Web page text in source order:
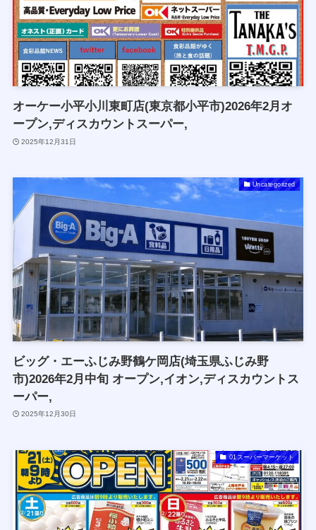
オーケー小平小川東町店(東京都小平市)2026年2月オ
ープン,ディスカウントスーパー,
2025年12月31日
Uncategorized
ビッグ・エーふじみ野鶴ケ岡店(埼玉県ふじみ野
市)2026年2月中旬 オープン,イオン,ディスカウントス
ーパー,
2025年12月30日
01スーパーマーケット